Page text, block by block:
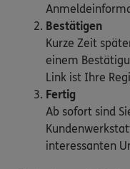
Bestätigen
Kurze Zeit
einem
Link ist Ihre
Fertig
Ab sofort sind
interessanten